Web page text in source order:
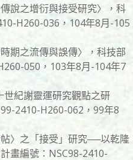
說之增衍與接受研究〉，科
H260-036，104年8月-105
期之流傳與誤傳〉，科技部
050，103年8月-104年7
紀謝靈運研究觀點之研
2410-H260-062，99年8
〉之「接受」研究──以乾隆
畫編號：NSC98-2410-